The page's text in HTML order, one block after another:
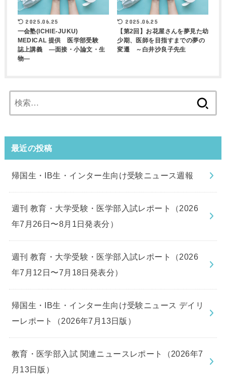
2025.06.25
一会塾(ICHIE-JUKU)
MEDICAL 提供 医学部受験
誌上講義 ―面接・小論文・生
物―
2025.06.25
【第2回】お花屋さんを夢見た幼
少期、医師を目指すまでの夢の
変遷 ～白井沙良子先生
索:
最近の投稿
帰国生・IB生・インター生向け受験ニュース週報
週刊 教育・大学受験・医学部入試レポート（2026
年7月26日〜8月1日発表分）
週刊 教育・大学受験・医学部入試レポート（2026
年7月12日〜7月18日発表分）
帰国生・IB生・インター生向け受験ニュース デイリ
ーレポート（2026年7月13日版）
教育・医学部入試 関連ニュースレポート（2026年7
月13日版）